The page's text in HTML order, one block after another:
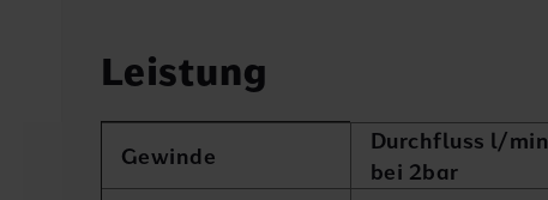
Leistung
Gewinde
Durchfluss l/min
bei 2bar